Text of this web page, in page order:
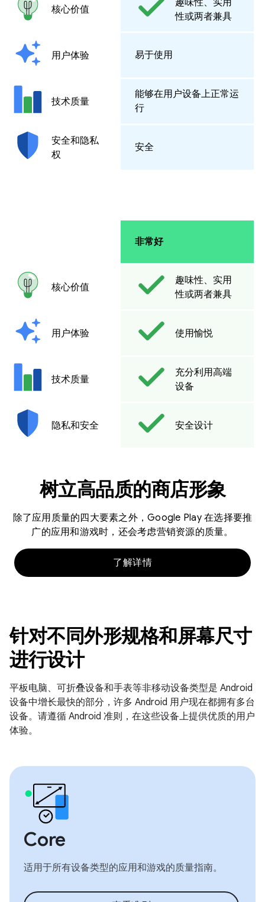
核心价值
性或两者兼具
用户体验 易于使用
技术质量
能够在用户设备上正常运
行
安全和隐私
权
安全
非常好
核心价值
趣味性、实用
性或两者兼具
用户体验 使用愉悦
技术质量
充分利用高端
设备
隐私和安全 安全设计
树立高品质的商店形象
除了应用质量的四大要素之外，Google Play 在选择要推
广的应用和游戏时，还会考虑营销资源的质量。
了解详情
针对不同外形规格和屏幕尺寸
进行设计
平板电脑、可折叠设备和手表等非移动设备类型是 Android
设备中增长最快的部分，许多 Android 用户现在都拥有多台
设备。请遵循 Android 准则，在这些设备上提供优质的用户
体验。
Core
适用于所有设备类型的应用和游戏的质量指南。